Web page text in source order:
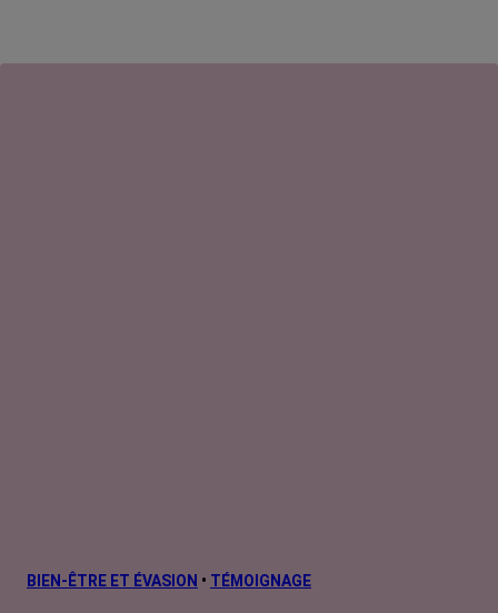
BIEN-ÊTRE ET ÉVASION • TÉMOIGNAGE